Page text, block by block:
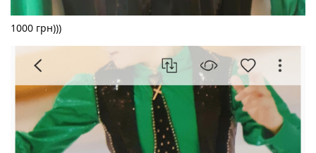
1000 грн)))